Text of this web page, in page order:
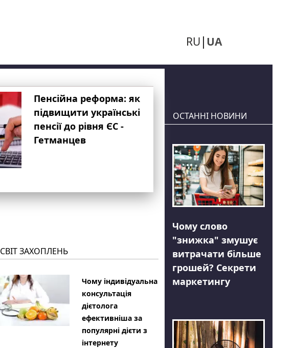
RU UA
Пенсійна реформа: як
підвищити українські
пенсії до рівня ЄС -
Гетманцев
СВІТ ЗАХОПЛЕНЬ
Чому індивідуальна
консультація
дієтолога
ефективніша за
популярні дієти з
інтернету
ОСТАННІ НОВИНИ
Чому слово
"знижка" змушує
витрачати більше
грошей? Секрети
маркетингу